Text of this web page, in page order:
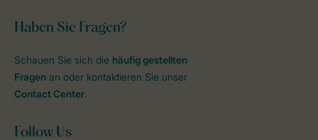
Haben Sie Fragen?
Schauen Sie sich die häufig gestellten
Fragen an oder kontaktieren Sie unser
Contact Center.
Follow Us